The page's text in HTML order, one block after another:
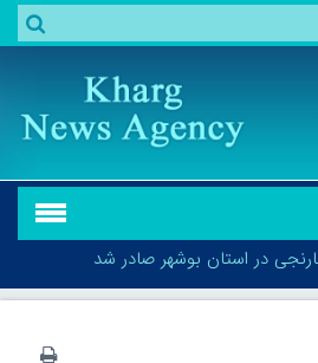
در استان بوشهر صادر شد